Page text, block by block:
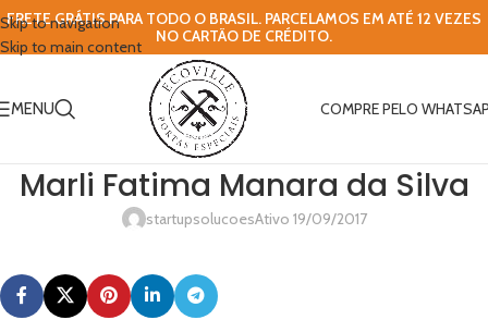
Skip to navigation
Skip to main content
FRETE GRÁTIS PARA TODO O BRASIL. PARCELAMOS EM ATÉ 12 VEZES
NO CARTÃO DE CRÉDITO.
MENU COMPRE PELO
Marli Fatima Manara da Silva
startupsolucoesAtivo 19/09/2017